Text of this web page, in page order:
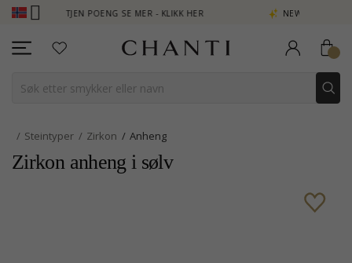
- TJEN POENG SE MER - KLIKK HER NEW COLLECTION | AURA
Steintyper Zirkon Anheng
Zirkon anheng i sølv